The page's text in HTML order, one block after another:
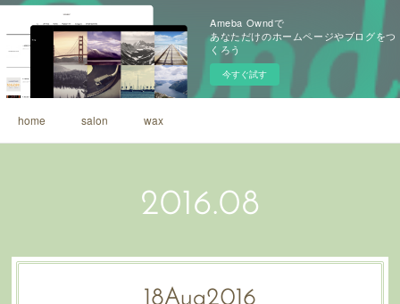
Ameba Owndで
あなただけのホームページやブログをつ
くろう
今すぐ試す
home salon wax
2016.08
18Aug2016